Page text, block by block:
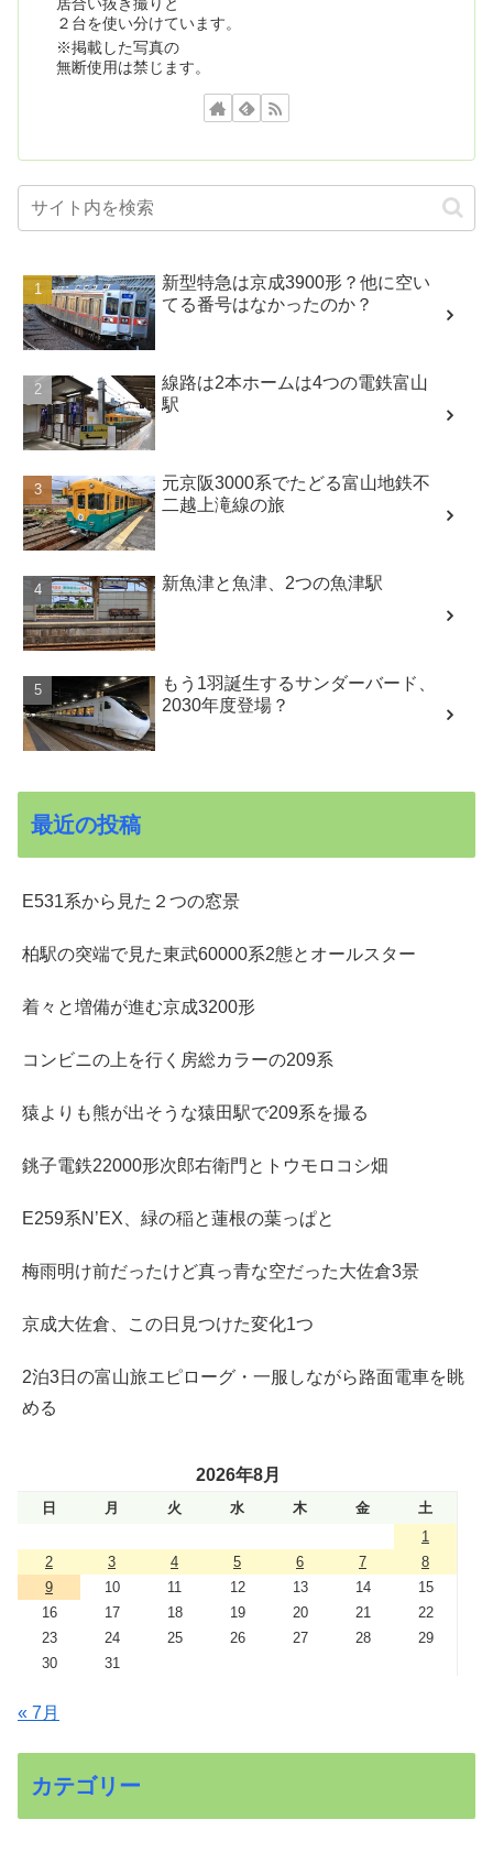
２台を使い分けています。
※掲載した写真の
無断使用は禁じます。
新型特急は京成3900形？他に空い
てる番号はなかったのか？
線路は2本ホームは4つの電鉄富山
駅
元京阪3000系でたどる富山地鉄不
二越上滝線の旅
新魚津と魚津、2つの魚津駅
もう1羽誕生するサンダーバード、
2030年度登場？
最近の投稿
E531系から見た２つの窓景
柏駅の突端で見た東武60000系2態とオールスター
着々と増備が進む京成3200形
コンビニの上を行く房総カラーの209系
猿よりも熊が出そうな猿田駅で209系を撮る
銚子電鉄22000形次郎右衛門とトウモロコシ畑
E259系N’EX、緑の稲と蓮根の葉っぱと
梅雨明け前だったけど真っ青な空だった大佐倉3景
京成大佐倉、この日見つけた変化1つ
2泊3日の富山旅エピローグ・一服しながら路面電車を眺
める
2026年8月
日 月 火 水 木 金
土
1
2
3 4 5 6 7
8
9
10 11 12 13 14
15
16
17 18 19 20 21
22
23
24 25 26 27 28
29
30
31
« 7月
カテゴリー